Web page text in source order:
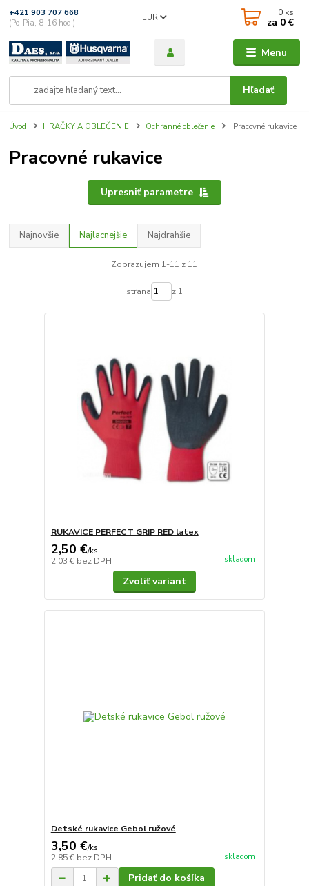
Menu
EUR
Hľadať
+421 903 707 668
(Po-Pia, 8-16 hod.)
0 ks
za 0 €
Úvod HRAČKY A OBLEČENIE Ochranné oblečenie Pracovné rukavice
Pracovné rukavice
Upresniť parametre
Najnovšie Najlacnejšie Najdrahšie
Zobrazujem 1-11 z 11
strana z 1
RUKAVICE PERFECT GRIP RED latex
2,50 €/ks
2,03 € bez DPH skladom
Zvoliť variant
Detské rukavice Gebol ružové
3,50 €/ks
2,85 € bez DPH skladom
Pridať do košíka